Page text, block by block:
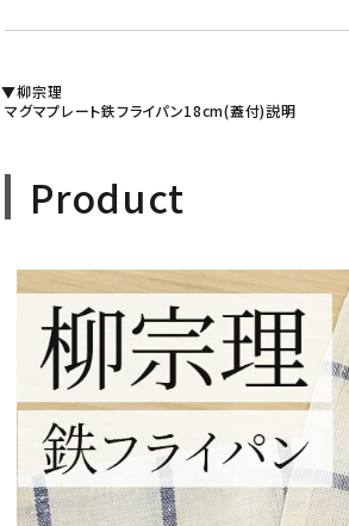
▼柳宗理
マグマプレート鉄フライパン18cm(蓋付)説明
Product